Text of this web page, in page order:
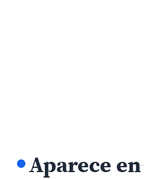
Aparece en